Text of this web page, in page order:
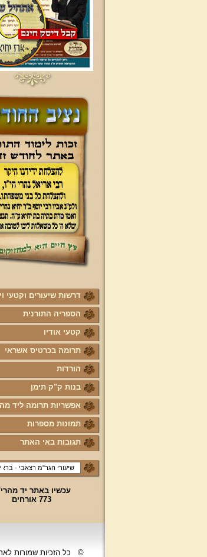
דרשות שיעורים וקטעי
הספריה התורנית
קטעי אודיו
תרומה בכרטיס אשראי
הורדות
בנות ק"ק תימן
אפשריות תרומה ליד
תמונות מספרות
תגובות באי האתר
עכשיו באתר יד
773 אורחים
©
כל הזכיות שמורות